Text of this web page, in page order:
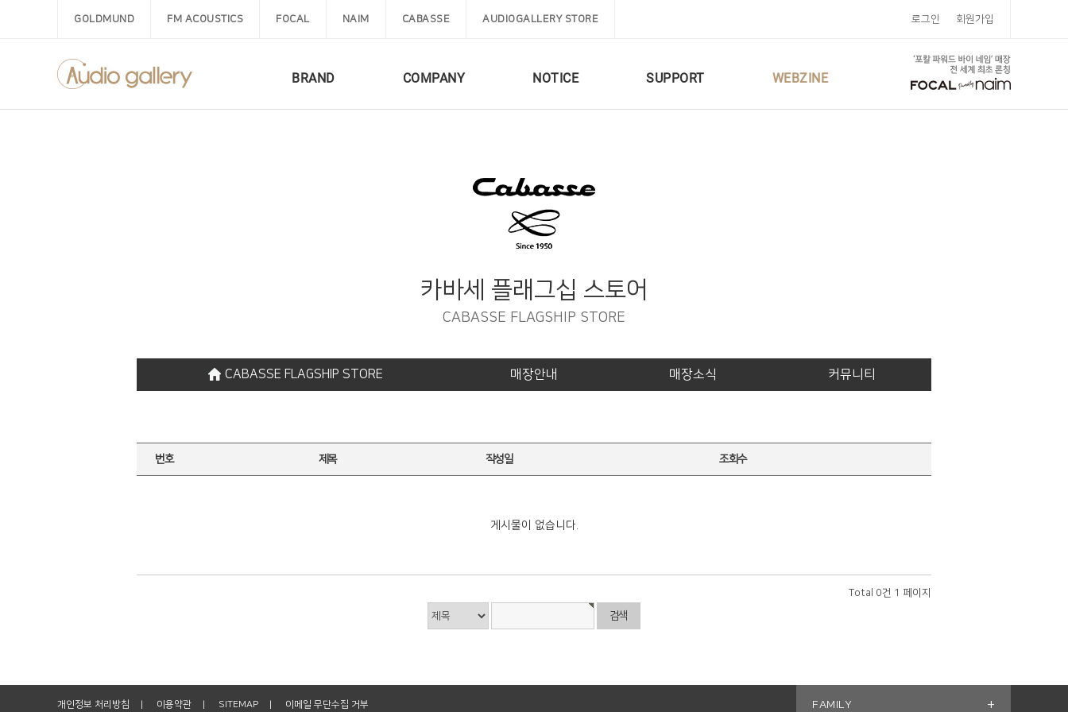
GOLDMUND FM ACOUSTICS FOCAL NAIM CABASSE AUDIOGALLERY STORE 로그인 회원가입
BRAND COMPANY NOTICE SUPPORT WEBZINE
카바세 플래그십 스토어
CABASSE FLAGSHIP STORE
CABASSE FLAGSHIP STORE 매장안내 매장소식 커뮤니티
번호 제목 작성일 조회수
게시물이 없습니다.
Total 0건 1 페이지
개인정보 처리방침 이용약관 SITEMAP 이메일 무단수집 거부 FAMILY +